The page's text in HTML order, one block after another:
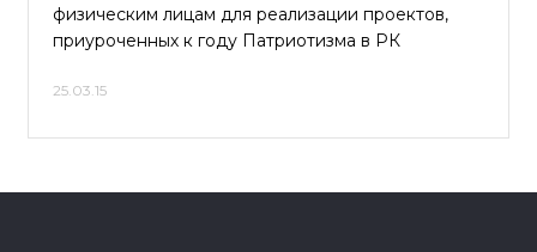
физическим лицам для реализации проектов,
приуроченных к году Патриотизма в РК
25.03.15